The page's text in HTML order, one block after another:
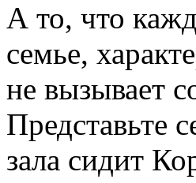
А то, что
семье,
не вызывает
Представьте
зала сидит